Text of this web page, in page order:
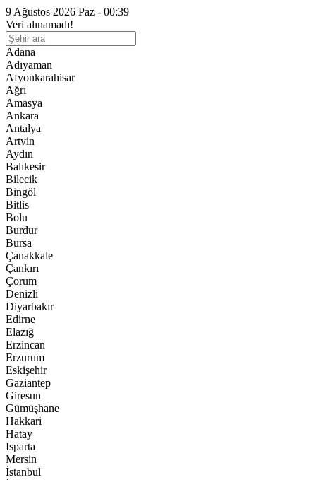
9 Ağustos 2026 Paz - 00:39
Veri alınamadı!
Adana
Adıyaman
Afyonkarahisar
Ağrı
Amasya
Ankara
Antalya
Artvin
Aydın
Balıkesir
Bilecik
Bingöl
Bitlis
Bolu
Burdur
Bursa
Çanakkale
Çankırı
Çorum
Denizli
Diyarbakır
Edirne
Elazığ
Erzincan
Erzurum
Eskişehir
Gaziantep
Giresun
Gümüşhane
Hakkari
Hatay
Isparta
Mersin
İstanbul